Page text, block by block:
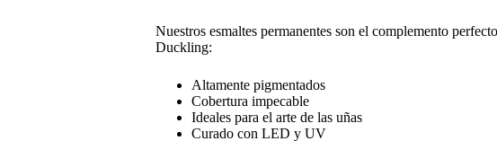
Nuestros esmaltes permanentes son el complemento
Duckling:
Altamente pigmentados
Cobertura impecable
Ideales para el arte de las uñas
Curado con LED y UV